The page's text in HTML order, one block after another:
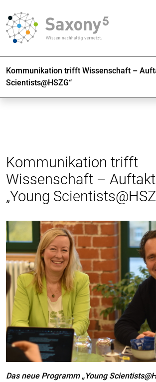
Kommunikation trifft Wissenschaft –
Scientists@HSZG“
Kommunikation trifft
Wissenschaft –
„Young
Das neue Programm „Young